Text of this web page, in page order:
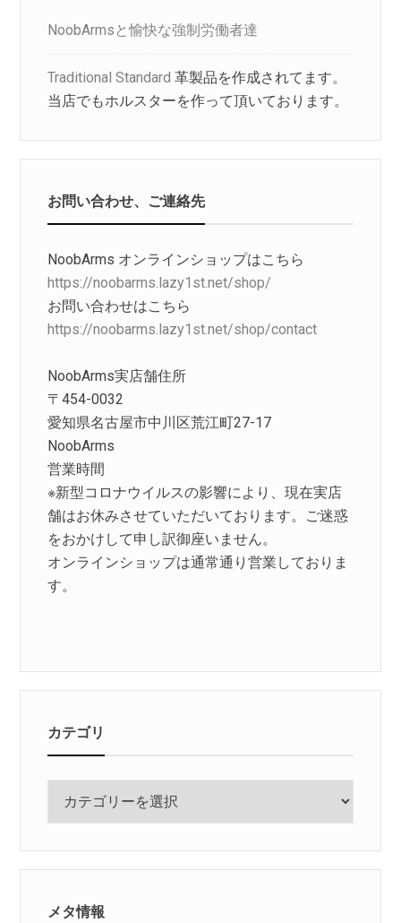
NoobArmsと愉快な強制労働者達
Traditional Standard 革製品を作成されてます。
当店でもホルスターを作って頂いております。
お問い合わせ、ご連絡先
NoobArms オンラインショップはこちら
https://noobarms.lazy1st.net/shop/
お問い合わせはこちら
https://noobarms.lazy1st.net/shop/contact
NoobArms実店舗住所
〒454-0032
愛知県名古屋市中川区荒江町27-17
NoobArms
営業時間
※新型コロナウイルスの影響により、現在実店
舗はお休みさせていただいております。ご迷惑
をおかけして申し訳御座いません。
オンラインショップは通常通り営業しておりま
す。
カテゴリ
メタ情報